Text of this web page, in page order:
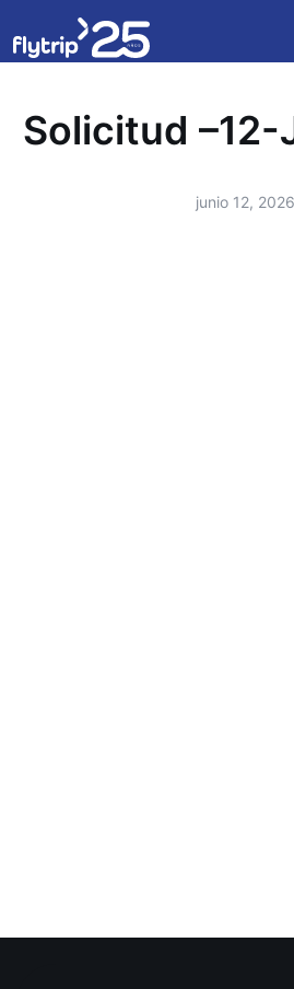
Solicitud
junio 12, 2026